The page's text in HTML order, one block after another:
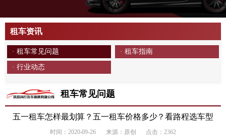
租车资讯
· 租车常见问题 · 租车指南
· 行业动态
租车常见问题
五一租车怎样最划算？五一租车价格多少？看路程选车型
时间：2020-09-26 来源：原创 点击：2362